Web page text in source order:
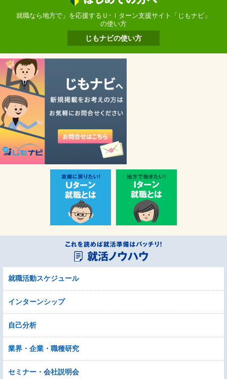
就職なら地方で」を応援するＵ･Ｉターン支援サイト「じもナビ」
の使い方
じもナビの使い方
就職活動スケジュール
インターンシップ
自己分析
業界・企業・職種研究
セミナー・会社説明会